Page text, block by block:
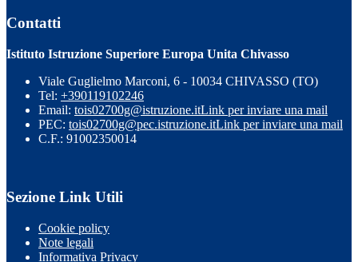
Contatti
Istituto Istruzione Superiore Europa Unita Chivasso
Viale Guglielmo Marconi, 6 - 10034 CHIVASSO (TO)
Tel: +390119102246
Email: tois02700g@istruzione.itLink per inviare una mail
PEC: tois02700g@pec.istruzione.itLink per inviare una mail
C.F.: 91002350014
Sezione Link Utili
Cookie policy
Note legali
Informativa Privacy